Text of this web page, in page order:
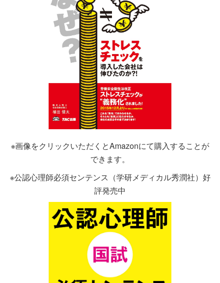
※画像をクリックいただくとAmazonにて購入することが
できます。
※公認心理師必須センテンス（学研メディカル秀潤社）好
評発売中